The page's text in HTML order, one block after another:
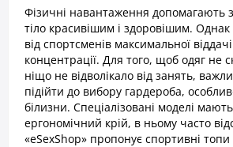
Фізичні навантаження допомагають
тіло красивішим і здоровішим.
від спортсменів максимальної
концентрації. Для того, щоб одяг не
ніщо не відволікало від занять,
підійти до вибору гардероба,
білизни. Спеціалізовані моделі
ергономічний крій, в ньому часто
«eSexShop» пропонує спортивні топи